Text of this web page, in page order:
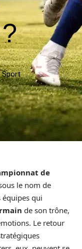
Sport
de
le nom de
équipes qui
de son trône,
Le retour